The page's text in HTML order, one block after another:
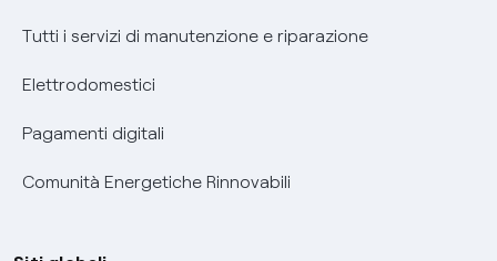
Tutti i servizi di manutenzione e riparazione
Elettrodomestici
Pagamenti digitali
Comunità Energetiche Rinnovabili